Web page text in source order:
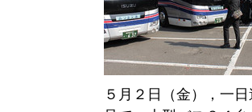
５月２日（金），一